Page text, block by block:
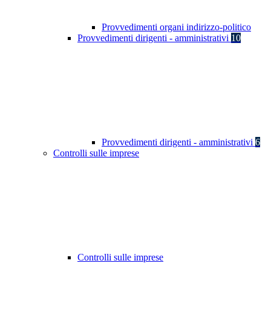
Provvedimenti organi indirizzo-politico
Provvedimenti dirigenti - amministrativi 10
Provvedimenti dirigenti - amministrativi 6
Controlli sulle imprese
Controlli sulle imprese